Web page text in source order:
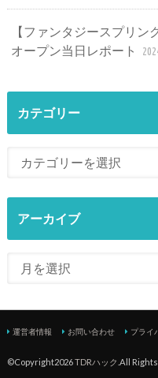
【ファンタジースプリン
オープン当日レポート
カテゴリー
アーカイブ
運営者情報 お問い合わせ プライ
©Copyright2026TDRハック .All